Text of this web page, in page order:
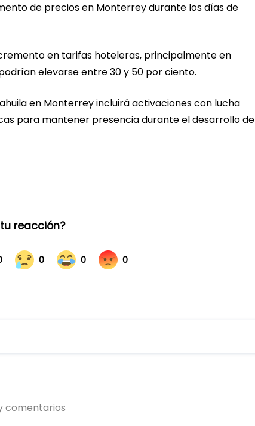
de precios en Monterrey durante los días de
en tarifas hoteleras, principalmente en
elevarse entre 30 y 50 por ciento.
en Monterrey incluirá activaciones con lucha
para mantener presencia durante el desarrollo de